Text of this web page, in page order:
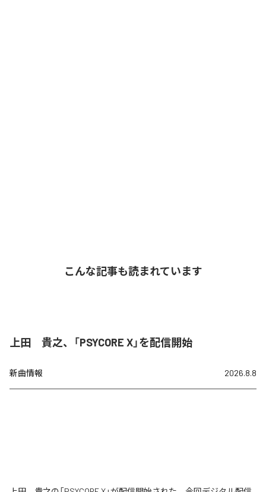
こんな記事も読まれています
上田 貴之、「PSYCORE X」を配信開始
新曲情報 2026.8.8